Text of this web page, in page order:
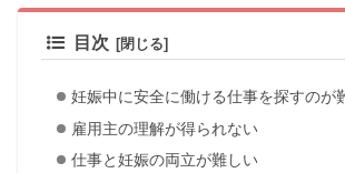
目次
妊娠中に安全に働ける仕事を探すのが
雇用主の理解が得られない
仕事と妊娠の両立が難しい